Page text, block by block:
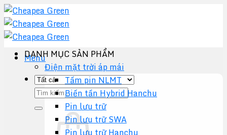
Chuyển
đến
nội
dung
Menu
Tìm
kiếm:
DANH MỤC SẢN PHẨM
Điện mặt trời áp mái
Tấm pin NLMT
Biến tần Hybrid Hanchu
Pin lưu trữ
Pin lưu trữ SWA